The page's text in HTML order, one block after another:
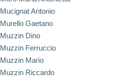
Mucignat Antonio
Murello Gaetano
Muzzin Dino
Muzzin Ferruccio
Muzzin Mario
Muzzin Riccardo